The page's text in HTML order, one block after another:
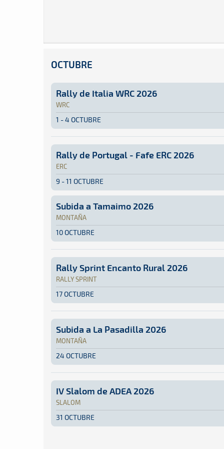
OCTUBRE
Rally de Italia WRC 2026
WRC
1 - 4 OCTUBRE
WRC · Rally de Italia WRC 2026: Aquí
Italia Italia
Rally de Portugal - Fafe ERC 2026
ERC
9 - 11 OCTUBRE
ERC · Rally de Portugal - Fafe ERC 2026:
Portugal Portugal
Subida a Tamaimo 2026
MONTAÑA
10 OCTUBRE
Montaña · Subida a Tamaimo 2026: Aquí
Tenerife Tenerife
Rally Sprint Encanto Rural 2026
RALLY SPRINT
17 OCTUBRE
Rally Sprint · Rally Sprint Encanto Rural
Isla de La Palma Isla de La Palma
Subida a La Pasadilla 2026
MONTAÑA
24 OCTUBRE
Montaña · Subida a La Pasadilla 2026: Aquí
Gran Canaria Gran Canaria
IV Slalom de ADEA 2026
SLALOM
31 OCTUBRE
Slalom · IV Slalom de ADEA 2026: Aquí
Isla de La Palma Isla de La Palma